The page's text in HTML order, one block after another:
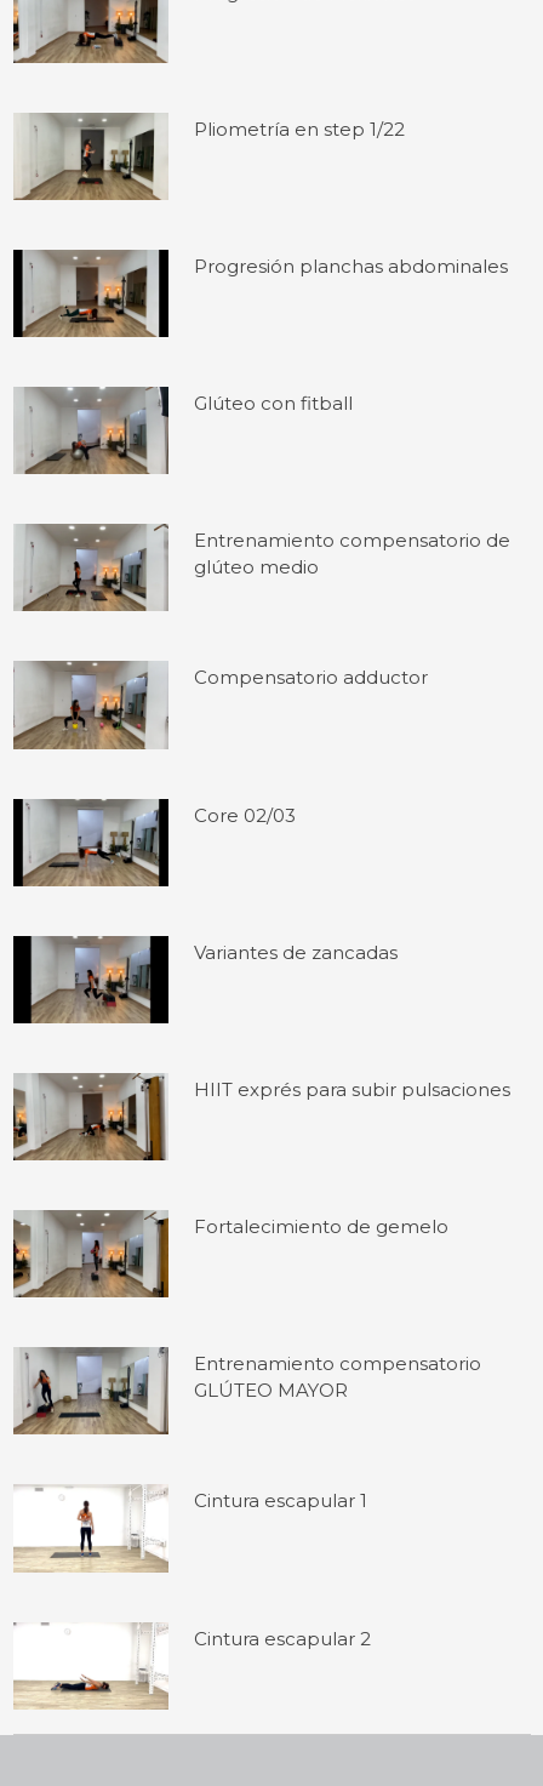
Pliometría en step 1/22
Progresión planchas abdominales
Glúteo con fitball
Entrenamiento compensatorio de
glúteo medio
Compensatorio adductor
Core 02/03
Variantes de zancadas
HIIT exprés para subir pulsaciones
Fortalecimiento de gemelo
Entrenamiento compensatorio
GLÚTEO MAYOR
Cintura escapular 1
Cintura escapular 2